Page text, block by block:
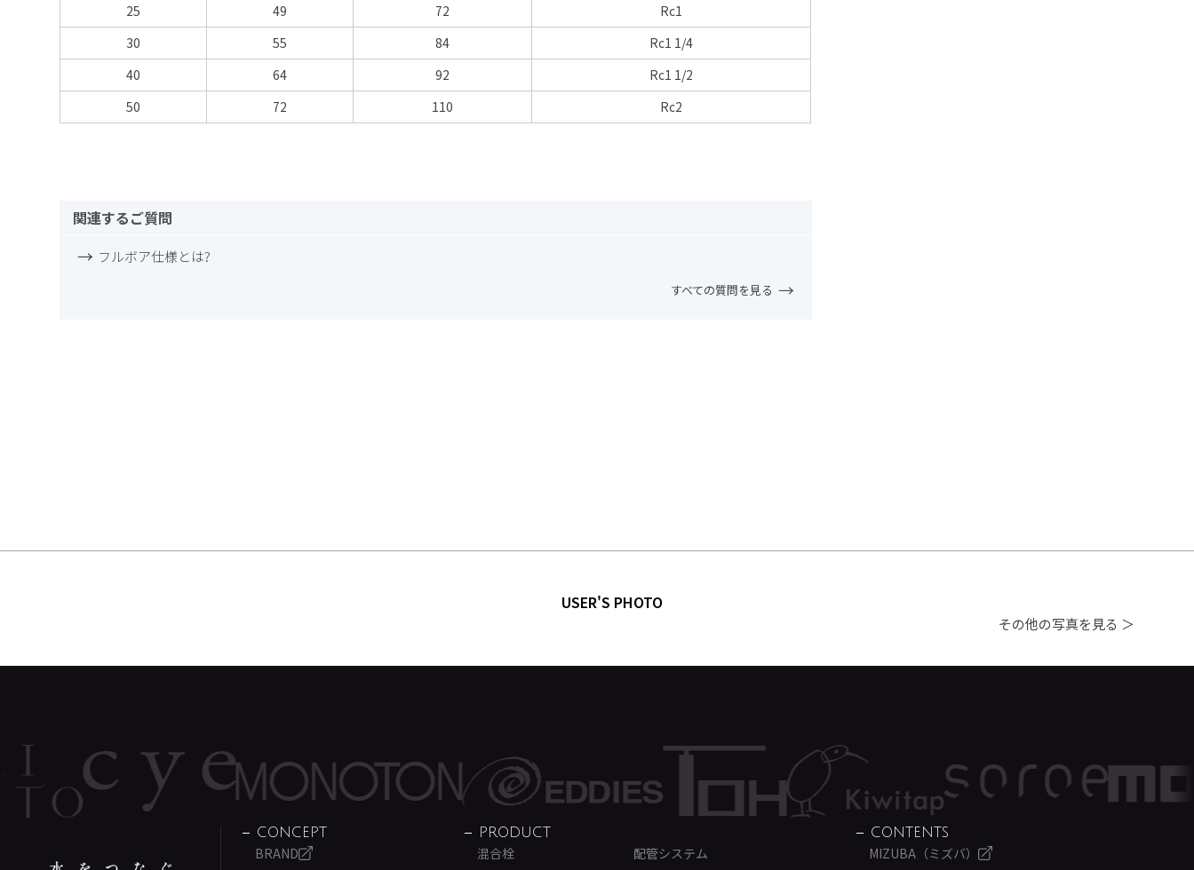
25
49 72
Rc1
30
55 84
Rc1 1/4
40
64 92
Rc1 1/2
50
72 110 Rc2
関連するご質問
フルボア仕様とは?
すべての質問を見る
USER'S PHOTO
その他の写真を見る ＞
CONCEPT
BRAND
PRODUCT
混合栓
配管システム
CONTENTS
MIZUBA（ミズバ）